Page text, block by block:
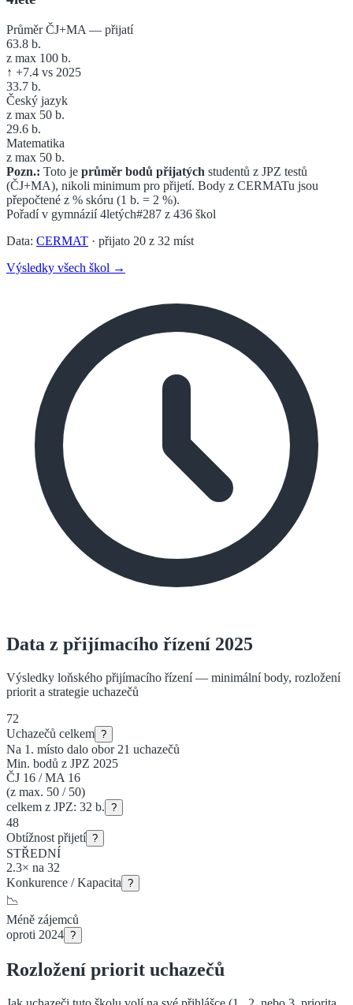
Průměr ČJ+MA — přijatí
63.8 b.
z max 100 b.
↑ +7.4 vs 2025
33.7 b.
Český jazyk
z max 50 b.
29.6 b.
Matematika
z max 50 b.
Pozn.: Toto je průměr bodů přijatých studentů z JPZ testů
(ČJ+MA), nikoli minimum pro přijetí. Body z CERMATu jsou
přepočtené z % skóru (1 b. = 2 %).
Pořadí v gymnázií 4letých#287 z 436 škol
Data: CERMAT · přijato 20 z 32 míst
Výsledky všech škol →
Data z přijímacího řízení 2025
Výsledky loňského přijímacího řízení — minimální body, rozložení
priorit a strategie uchazečů
72
Uchazečů celkem ?
Na 1. místo dalo obor 21 uchazečů
Min. bodů z JPZ 2025
ČJ 16 /MA 16
(z max. 50 / 50)
celkem z JPZ: 32 b. ?
48
Obtížnost přijetí ?
STŘEDNÍ
2.3× na 32
Konkurence / Kapacita ?
📉
Méně zájemců
oproti 2024 ?
Rozložení priorit uchazečů